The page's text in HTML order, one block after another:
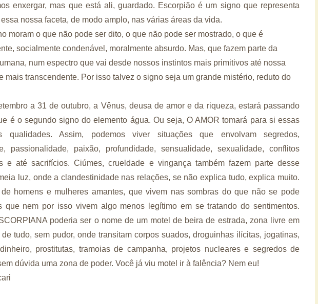
enxergar, mas que está ali, guardado. Escorpião é um signo que representa
nossa faceta, de modo amplo, nas várias áreas da vida.
moram o que não pode ser dito, o que não pode ser mostrado, o que é
socialmente condenável, moralmente absurdo. Mas, que fazem parte da
num espectro que vai desde nossos instintos mais primitivos até nossa
mais transcendente. Por isso talvez o signo seja um grande mistério, reduto do
a 31 de outubro, a Vênus, deusa de amor e da riqueza, estará passando
é o segundo signo do elemento água. Ou seja, O AMOR tomará para si essas
qualidades. Assim, podemos viver situações que envolvam segredos,
passionalidade, paixão, profundidade, sensualidade, sexualidade, conflitos
e até sacrifícios. Ciúmes, crueldade e vingança também fazem parte desse
luz, onde a clandestinidade nas relações, se não explica tudo, explica muito.
homens e mulheres amantes, que vivem nas sombras do que não se pode
que nem por isso vivem algo menos legítimo em se tratando do sentimentos.
poderia ser o nome de um motel de beira de estrada, zona livre em
tudo, sem pudor, onde transitam corpos suados, droguinhas ilícitas, jogatinas,
prostitutas, tramoias de campanha, projetos nucleares e segredos de
dúvida uma zona de poder. Você já viu motel ir à falência? Nem eu!